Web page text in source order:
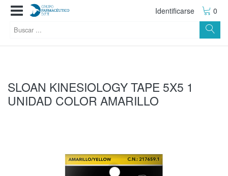
Identificarse 0
SLOAN KINESIOLOGY TAPE 5X5 1
UNIDAD COLOR AMARILLO